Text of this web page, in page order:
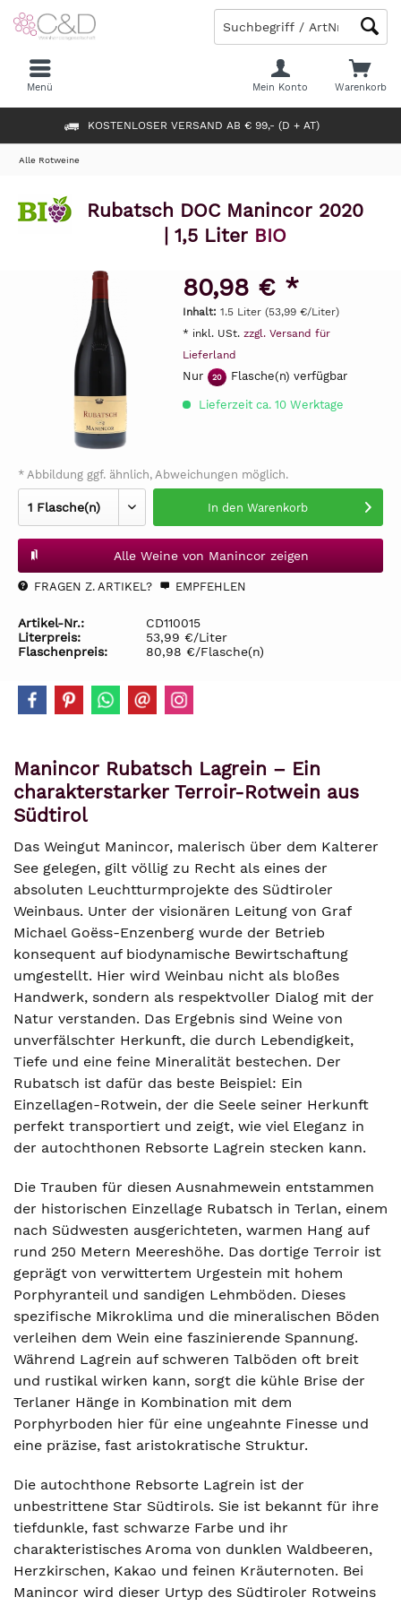
KOSTENLOSER VERSAND AB € 99,- (D + AT)
Warenkorb
Mein Konto
Menü
Alle Rotweine
Rubatsch DOC Manincor 2020
| 1,5 Liter BIO
80,98 € *
Inhalt: 1.5 Liter (53,99 €/Liter)
* inkl. USt. zzgl. Versand für
Lieferland
Nur 20 Flasche(n) verfügbar
Lieferzeit ca. 10 Werktage
* Abbildung ggf. ähnlich, Abweichungen möglich.
In den Warenkorb
Alle Weine von Manincor zeigen
FRAGEN Z. ARTIKEL? EMPFEHLEN
Artikel-Nr.:
CD110015
Literpreis:
53,99 €/Liter
Flaschenpreis:
80,98 €/Flasche(n)
Manincor Rubatsch Lagrein – Ein
charakterstarker Terroir-Rotwein aus
Südtirol
Das Weingut Manincor, malerisch über dem Kalterer
See gelegen, gilt völlig zu Recht als eines der
absoluten Leuchtturmprojekte des Südtiroler
Weinbaus. Unter der visionären Leitung von Graf
Michael Goëss-Enzenberg wurde der Betrieb
konsequent auf biodynamische Bewirtschaftung
umgestellt. Hier wird Weinbau nicht als bloßes
Handwerk, sondern als respektvoller Dialog mit der
Natur verstanden. Das Ergebnis sind Weine von
unverfälschter Herkunft, die durch Lebendigkeit,
Tiefe und eine feine Mineralität bestechen. Der
Rubatsch ist dafür das beste Beispiel: Ein
Einzellagen-Rotwein, der die Seele seiner Herkunft
perfekt transportiert und zeigt, wie viel Eleganz in
der autochthonen Rebsorte Lagrein stecken kann.
Die Trauben für diesen Ausnahmewein entstammen
der historischen Einzellage Rubatsch in Terlan, einem
nach Südwesten ausgerichteten, warmen Hang auf
rund 250 Metern Meereshöhe. Das dortige Terroir ist
geprägt von verwittertem Urgestein mit hohem
Porphyranteil und sandigen Lehmböden. Dieses
spezifische Mikroklima und die mineralischen Böden
verleihen dem Wein eine faszinierende Spannung.
Während Lagrein auf schweren Talböden oft breit
und rustikal wirken kann, sorgt die kühle Brise der
Terlaner Hänge in Kombination mit dem
Porphyrboden hier für eine ungeahnte Finesse und
eine präzise, fast aristokratische Struktur.
Die autochthone Rebsorte Lagrein ist der
unbestrittene Star Südtirols. Sie ist bekannt für ihre
tiefdunkle, fast schwarze Farbe und ihr
charakteristisches Aroma von dunklen Waldbeeren,
Herzkirschen, Kakao und feinen Kräuternoten. Bei
Manincor wird dieser Urtyp des Südtiroler Rotweins